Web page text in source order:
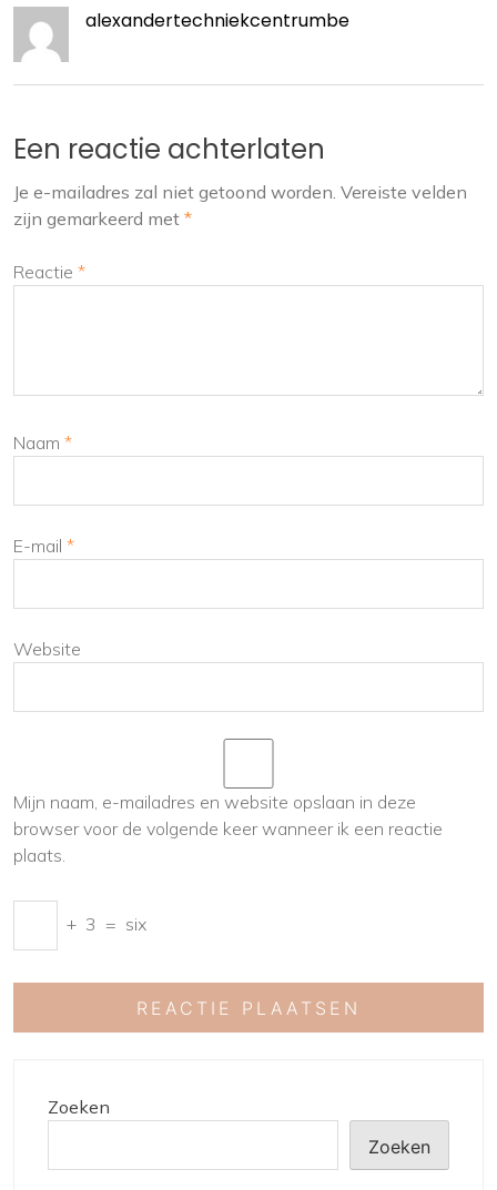
alexandertechniekcentrumbe
Een reactie achterlaten
Je e-mailadres zal niet getoond worden. Vereiste velden
zijn gemarkeerd met *
Reactie *
Naam *
E-mail *
Website
Mijn naam, e-mailadres en website opslaan in deze
browser voor de volgende keer wanneer ik een reactie
plaats.
+ 3 = six
Zoeken
Zoeken